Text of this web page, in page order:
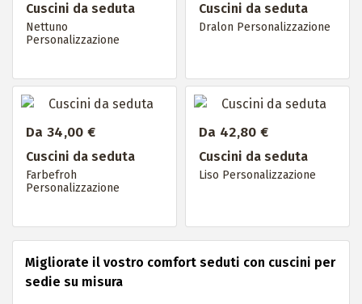
Cuscini da seduta
Nettuno
Personalizzazione
Cuscini da seduta
Dralon Personalizzazione
Da 34,00 €
Cuscini da seduta
Farbefroh
Personalizzazione
Da 42,80 €
Cuscini da seduta
Liso Personalizzazione
Migliorate il vostro comfort seduti con cuscini per
sedie su misura